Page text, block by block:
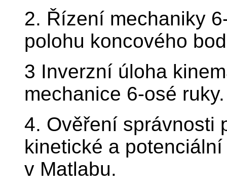
2. Řízení mechaniky
polohu koncového
3 Inverzní úloha
mechanice 6-osé ruky.
4. Ověření správnosti
kinetické a
v Matlabu.